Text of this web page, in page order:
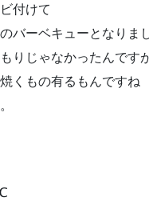
付けて
バーベキューとなりま
りじゃなかったんです
くもの有るもんですね